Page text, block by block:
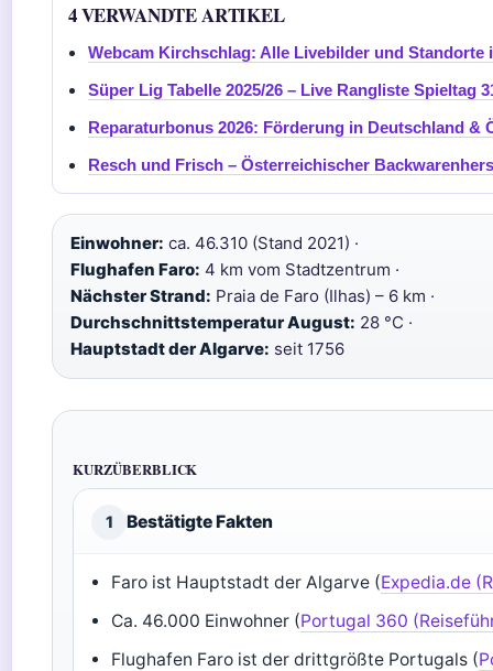
4 VERWANDTE ARTIKEL
Webcam Kirchschlag: Alle Livebilder und Standorte
Süper Lig Tabelle 2025/26 – Live Rangliste Spieltag
Reparaturbonus 2026: Förderung in Deutschland &
Resch und Frisch – Österreichischer
Einwohner: ca. 46.310 (Stand 2021) ·
Flughafen Faro: 4 km vom Stadtzentrum ·
Nächster Strand: Praia de Faro (Ilhas) – 6 km ·
Durchschnittstemperatur August: 28 °C ·
Hauptstadt der Algarve: seit 1756
KURZÜBERBLICK
1 Bestätigte Fakten
Faro ist Hauptstadt der Algarve (Expedia.de
Ca. 46.000 Einwohner (Portugal 360
Flughafen Faro ist der drittgrößte Portugals (